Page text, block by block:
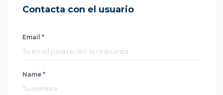
Contacta con el usuario
Email *
Name *